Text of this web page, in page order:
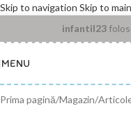
Skip to navigation Skip to
infantil23
MENU
Prima pagină/Magazin/